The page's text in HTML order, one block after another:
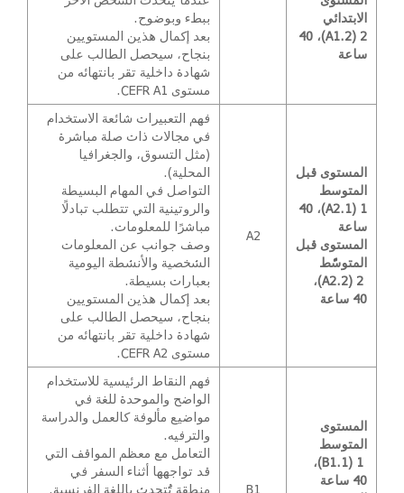
الابتدائي
2 (A1.2)، 40
ساعة
ببطء وبوضوح.
بعد إكمال هذين المستويين
بنجاح، سيحصل الطالب على
شهادة داخلية تقر بانتهائه من
مستوى CEFR A1.
المستوى قبل
المتوسط
1 (A2.1)، 40
ساعة
المستوى قبل
المتوسّط
2 (A2.2)،
40 ساعة
A2
فهم التعبيرات شائعة الاستخدام
في مجالات ذات صلة مباشرة
(مثل التسوق، والجغرافيا
المحلية).
التواصل في المهام البسيطة
والروتينية التي تتطلب تبادلًا
مباشرًا للمعلومات.
وصف جوانب عن المعلومات
الشخصية والأنشطة اليومية
بعبارات بسيطة.
بعد إكمال هذين المستويين
بنجاح، سيحصل الطالب على
شهادة داخلية تقر بانتهائه من
مستوى CEFR A2.
المستوى
المتوسط
1 (B1.1)،
40 ساعة
B1
فهم النقاط الرئيسية للاستخدام
الواضح والموحدة للغة في
مواضيع مألوفة كالعمل والدراسة
والترفيه.
التعامل مع معظم المواقف التي
قد تواجهها أثناء السفر في
منطقة تُتحدث باللغة الفرنسية.